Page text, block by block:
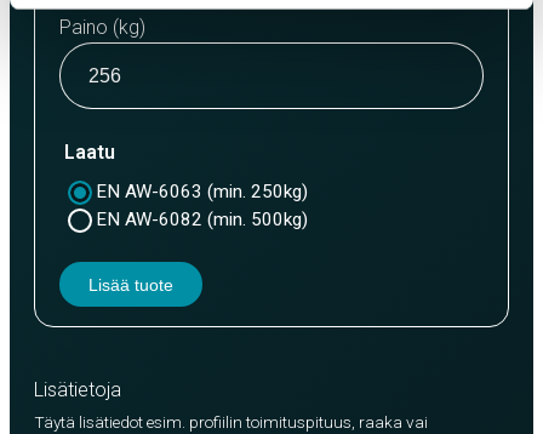
Paino (kg)
Laatu
EN AW-6063 (min. 250kg)
EN AW-6082 (min. 500kg)
Lisää tuote
Lisätietoja
Täytä lisätiedot esim. profiilin toimituspituus, raaka vai